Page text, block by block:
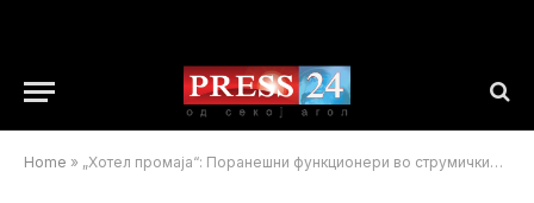
Home » „Хотел промаја“: Поранешни функционери во струмичкиот затвор пуштале затвореници на одмор без да ги исполнат условите